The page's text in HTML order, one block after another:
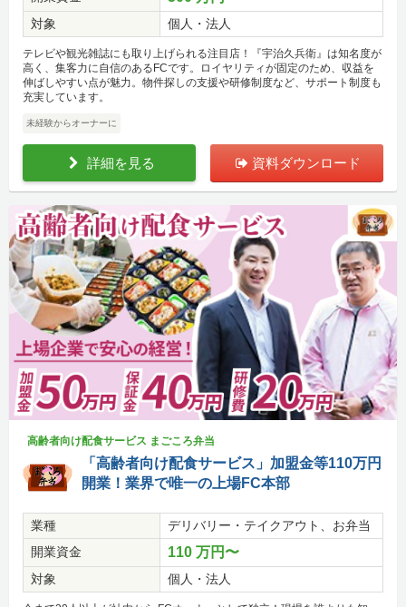
対象 個人・法人
テレビや観光雑誌にも取り上げられる注目店！『宇治久兵衛』は知名度が
高く、集客力に自信のあるFCです。ロイヤリティが固定のため、収益を
伸ばしやすい点が魅力。物件探しの支援や研修制度など、サポート制度も
充実しています。
未経験からオーナーに
詳細を見る 資料ダウンロード
高齢者向け配食サービス まごころ弁当
「高齢者向け配食サービス」加盟金等110万円
開業！業界で唯一の上場FC本部
業種
デリバリー・テイクアウト、お弁当
開業資金
110 万円〜
対象 個人・法人